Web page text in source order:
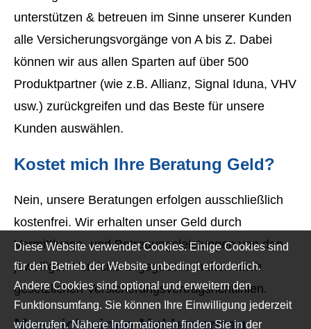
unterstützen & betreuen im Sinne unserer Kunden
alle Versicherungsvorgänge von A bis Z. Dabei
können wir aus allen Sparten auf über 500
Produktpartner (wie z.B. Allianz, Signal Iduna, VHV
usw.) zurückgreifen und das Beste für unsere
Kunden auswählen.
Kostet mich Ihre Beratung Geld?
Nein, unsere Beratungen erfolgen ausschließlich
kostenfrei. Wir erhalten unser Geld durch
Vermittlungs- und Betreuungsleistungen von den
jeweiligen Versicherungsgesellschaften nach
gesetzlichen Versicherungsvertragsrichtlinien.
Muss ich einen Maklervertrag
Diese Website verwendet Cookies. Einige Cookies sind
für den Betrieb der Website unbedingt erforderlich.
Andere Cookies sind optional und erweitern den
Funktionsumfang. Sie können Ihre Einwilligung jederzeit
widerrufen. Nähere Informationen finden Sie in der